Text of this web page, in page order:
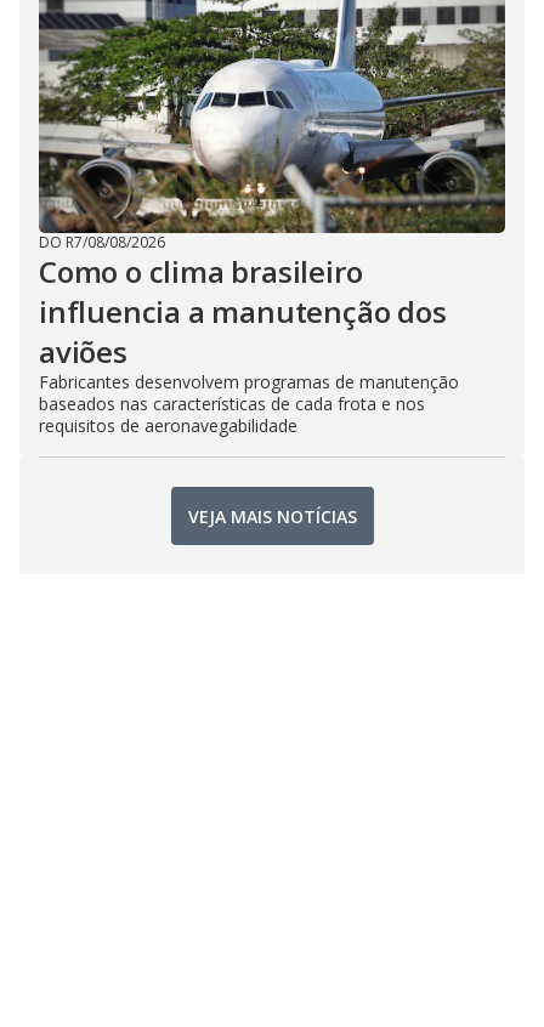
DO R7/08/08/2026
Como o clima brasileiro
influencia a manutenção dos
aviões
Fabricantes desenvolvem programas de manutenção
baseados nas características de cada frota e nos
requisitos de aeronavegabilidade
VEJA MAIS NOTÍCIAS